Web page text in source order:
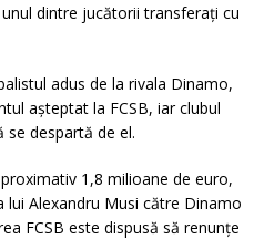
dintre jucătorii transferați cu
adus de la rivala Dinamo,
așteptat la FCSB, iar clubul
se despartă de el.
1,8 milioane de euro,
lui Alexandru Musi către Dinamo
FCSB este dispusă să renunțe